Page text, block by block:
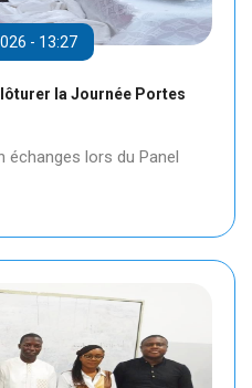
- 13:27
la Journée Portes
échanges lors du Panel